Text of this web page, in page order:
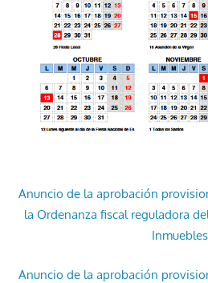
Anuncio de la aprobación
la Ordenanza fiscal reguladora
Inmuebles
Anuncio de la aprobación